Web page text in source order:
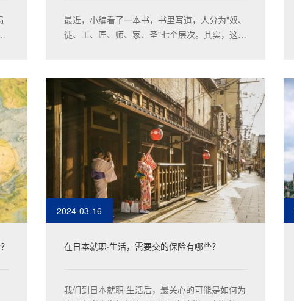
最近，小编看了一本书，书里写道，人分为"奴、
徒、工、匠、师、家、圣"七个层次。其实，这些
2024-03-16
在日本就职·生活，需要交的保险有哪些？
我们到日本就职·生活后，最关心的可能是如何为